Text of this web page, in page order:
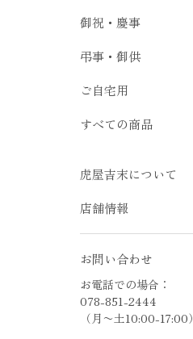
御祝・慶事
弔事・御供
ご自宅用
すべての商品
虎屋吉末について
店舗情報
お問い合わせ
お電話での場合：
078-851-2444
（月〜土10:00-17:00）